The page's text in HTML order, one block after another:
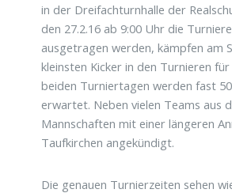
in der Dreifachturnhalle der
den 27.2.16 ab 9:00 Uhr die
ausgetragen werden, kämpfen am
kleinsten Kicker in den Turnieren
beiden Turniertagen werden fast
erwartet. Neben vielen Teams aus
Mannschaften mit einer längeren
Taufkirchen angekündigt.
Die genauen Turnierzeiten sehen